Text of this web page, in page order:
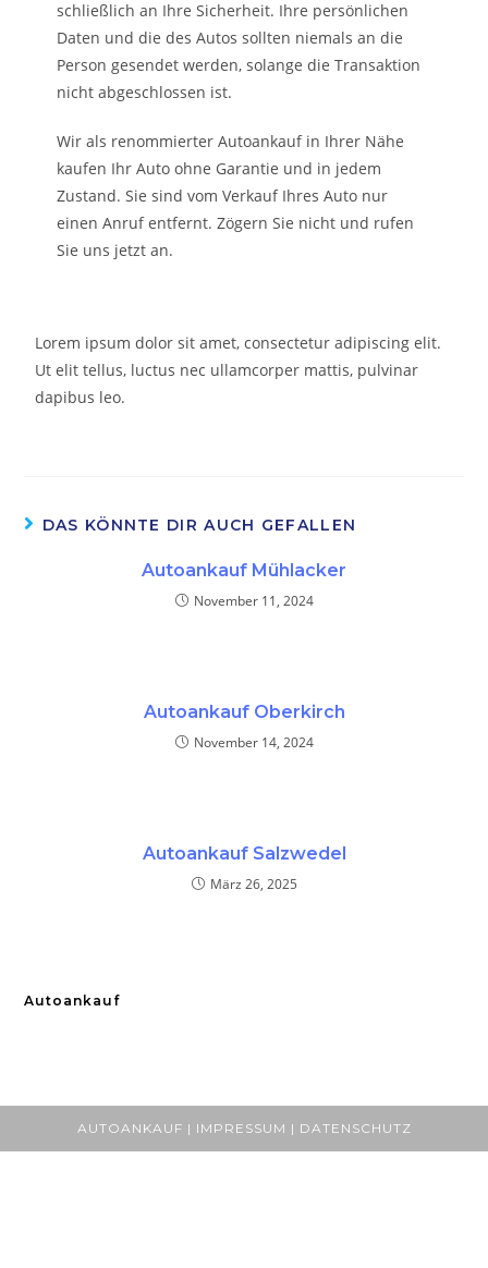
schließlich an Ihre Sicherheit. Ihre persönlichen
Daten und die des Autos sollten niemals an die
Person gesendet werden, solange die Transaktion
nicht abgeschlossen ist.
Wir als renommierter Autoankauf in Ihrer Nähe
kaufen Ihr Auto ohne Garantie und in jedem
Zustand. Sie sind vom Verkauf Ihres Auto nur
einen Anruf entfernt. Zögern Sie nicht und rufen
Sie uns jetzt an.
Lorem ipsum dolor sit amet, consectetur adipiscing elit.
Ut elit tellus, luctus nec ullamcorper mattis, pulvinar
dapibus leo.
DAS KÖNNTE DIR AUCH GEFALLEN
Autoankauf Mühlacker
November 11, 2024
Autoankauf Oberkirch
November 14, 2024
Autoankauf Salzwedel
März 26, 2025
Autoankauf
AUTOANKAUF | IMPRESSUM | DATENSCHUTZ